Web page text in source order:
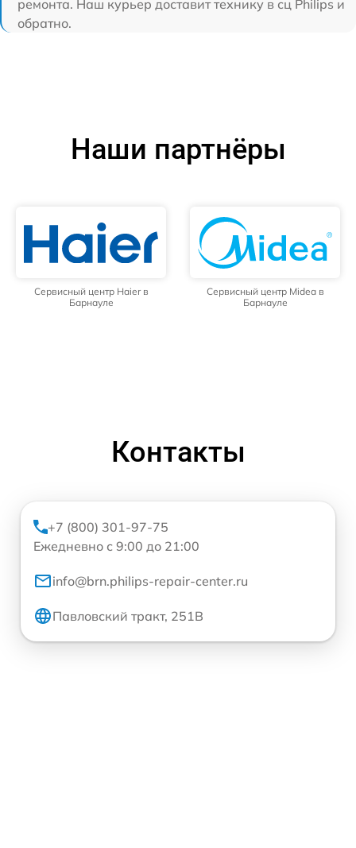
ремонта. Наш курьер доставит технику в сц Philips и
обратно.
Наши партнёры
Сервисный центр Haier в
Барнауле
Сервисный центр Midea в
Барнауле
Контакты
+7 (800) 301-97-75
Ежедневно с 9:00 до 21:00
info@brn.philips-repair-center.ru
Павловский тракт, 251В